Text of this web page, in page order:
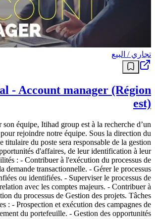
تجاري / البيع
- Account manager (Région
est)
équipe, Itihad group est à la recherche d’un
rejoindre notre équipe. Sous la direction du
titulaire du poste sera responsable de la gestion
d'affaires, de leur identification à leur
: - Contribuer à l'exécution du processus de
demande transactionnelle. - Gérer le processus
ou identifiées. - Superviser le processus de
avec les comptes majeurs. - Contribuer à
du processus de Gestion des projets. Tâches
: - Prospection et exécution des campagnes de
du portefeuille. - Gestion des opportunités